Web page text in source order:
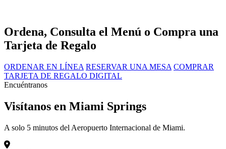
Ordena, Consulta el Menú o Compra una
Tarjeta de Regalo
ORDENAR EN LÍNEA RESERVAR UNA MESA COMPRAR
TARJETA DE REGALO DIGITAL
Encuéntranos
Visítanos en Miami Springs
A solo 5 minutos del Aeropuerto Internacional de Miami.